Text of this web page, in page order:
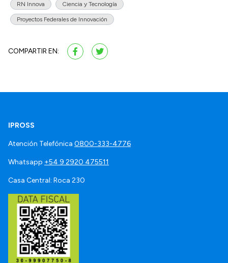
RN Innova Ciencia y Tecnología
Proyectos Federales de Innovación
COMPARTIR EN:
IPROSS
Atención Telefónica 0800-333-4776
Whatsapp +54 9 2920 475511
Casa Central: Roca 230